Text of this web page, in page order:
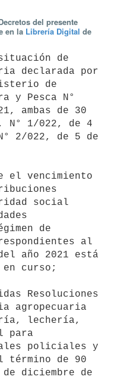
del presente
en la Librería Digital de
declarada por
de
y Pesca N°
ambas de 30
N° 1/022, de 4
2/022, de 5 de
social
de
al
año 2021 está
curso;
agropecuaria
lechería,
para
policiales y
término de 90
diciembre de